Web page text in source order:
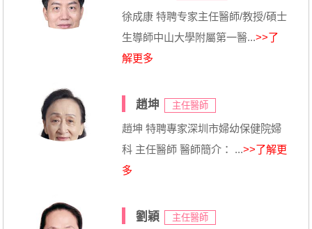
徐成康 特聘专家主任醫師/教授/碩士
生導師中山大學附屬第一醫...>>了
解更多
趙坤 主任醫師
趙坤 特聘專家深圳市婦幼保健院婦
科 主任醫師 醫師簡介： ...>>了解更
多
劉穎 主任醫師